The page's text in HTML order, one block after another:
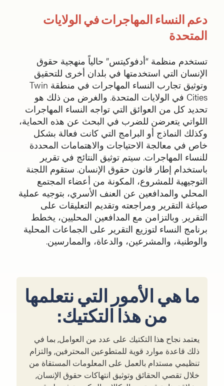
دعم النساء المهاجرات في الولايات
المتحدة
تستخدم منظمة “أدفوكيتس” حالياً منهجية حقوق
الإنسان التي استخدمتها في بلدان أخرى للتحقيق
وتوثيق تجارب النساء المهاجرات في منطقة Twin
Cities في الولايات المتحدة. والغرض من ذلك هو
تحديد كل من العوائق التي تواجه النساء المهاجرات
اللواتي يتعرضن للضرب في البحث عن هذه الحماية،
وكذلك النماذج أو البرامج التي كانت فعالة بشكل
خاص في معالجة الاحتياجات والاهتمامات المحددة
للنساء المهاجرات. سيتم توثيق النتائج في تقرير
باستخدام إطار قانون حقوق الإنسان. ستقوم اللجنة
التوجيهية للمشروع، المكونة من أعضاء المجتمع
المحلي والمدافعين عن العنف الأسري، بتوجيه عملية
صياغة التقرير ومراجعته وتقديم التعليقات على
التقرير. وبالتزامن مع المدافعين المحليين، يخطط
برنامج النساء لتوزيع التقرير على الجماعات المحلية
والوطنية، والمشرعين، والدعاة، والممارسين.
ما هي الأمور التي نتعلمها
من هذا التكتيك:
يعتمد نجاح هذا التكتيك على عدد من العوامل, بما في
ذلك قاعدة موارد قوية للمتطوعين المحترفين, والتزام
تنظيمي مستدام بالعمل على المعلومات المستقاة من
خلال تقصي الحقائق وتوثيق انتهاكات حقوق الإنسان,